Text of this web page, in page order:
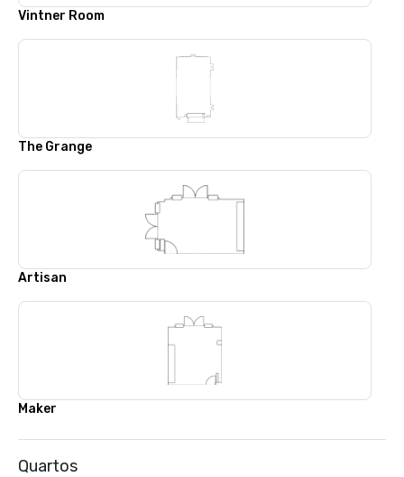
Vintner Room
The Grange
Artisan
Maker
Quartos